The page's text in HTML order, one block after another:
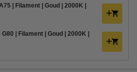
| Filament | Goud | 2000K |
| Filament | Goud | 2000K |